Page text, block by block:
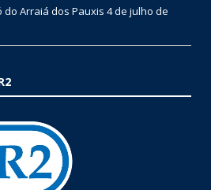
do Arraiá dos Pauxis 4 de julho de